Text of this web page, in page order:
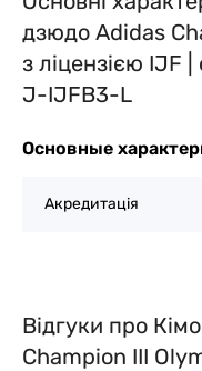
дзюдо Adidas
з ліцензією IJF |
J-IJFB3-L
Основные
Акредитація
Відгуки про
Champion III